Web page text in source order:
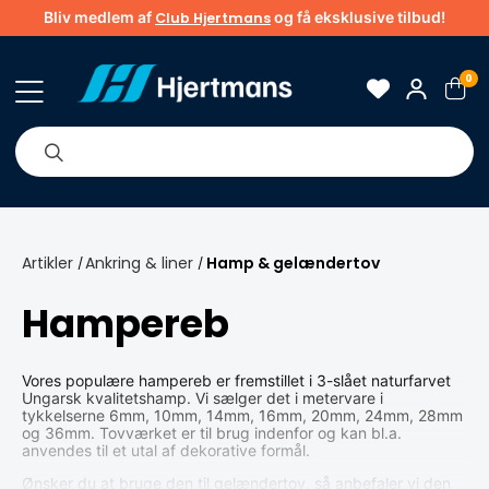
Bliv medlem af Club Hjertmansog få eksklusive tilbud!
0
Om os Brands Tips & guider
Artikler /Ankring & liner / Hamp & gelændertov
Hampereb
Vores populære hampereb er fremstillet i 3-slået naturfarvet
Ungarsk kvalitetshamp. Vi sælger det i metervare i
tykkelserne 6mm, 10mm, 14mm, 16mm, 20mm, 24mm, 28mm
og 36mm. Tovværket er til brug indenfor og kan bl.a.
anvendes til et utal af dekorative formål.
Ønsker du at bruge den til gelændertov, så anbefaler vi den